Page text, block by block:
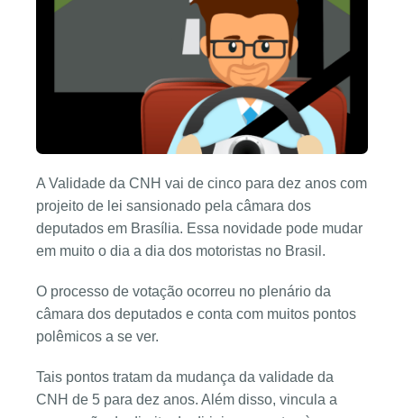
A Validade da CNH vai de cinco para dez anos com
projeito de lei sansionado pela câmara dos
deputados em Brasília. Essa novidade pode mudar
em muito o dia a dia dos motoristas no Brasil.
O processo de votação ocorreu no plenário da
câmara dos deputados e conta com muitos pontos
polêmicos a se ver.
Tais pontos tratam da mudança da validade da
CNH de 5 para dez anos. Além disso, vincula a